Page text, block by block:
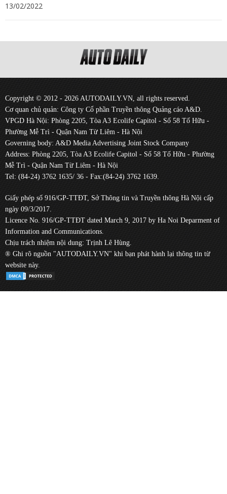
13/02/2022
Copyright © 2012 - 2026 AUTODAILY.VN, all rights reserved.
Cơ quan chủ quản: Công ty Cổ phần Truyền thông Quảng cáo A&D.
VPGD Hà Nội: Phòng 2205, Tòa A3 Ecolife Capitol - Số 58 Tố Hữu -
Phường Mễ Trì - Quận Nam Từ Liêm - Hà Nội
Governing body: A&D Media Advertising Joint Stock Company
Address: Phòng 2205, Tòa A3 Ecolife Capitol - Số 58 Tố Hữu - Phường
Mễ Trì - Quận Nam Từ Liêm - Hà Nội
Tel: (84-24) 3762 1635/ 36 - Fax:(84-24) 3762 1639.
Giấy phép số 916/GP-TTĐT, Sở Thông tin và Truyền thông Hà Nội cấp
ngày 09/3/2017.
Licence No. 916/GP-TTĐT dated March 9, 2017 by Ha Noi Deparment of
Information and Communications.
Chịu trách nhiệm nội dung: Trịnh Lê Hùng.
® Ghi rõ nguồn "AUTODAILY.VN" khi bạn phát hành lại thông tin từ
website này.